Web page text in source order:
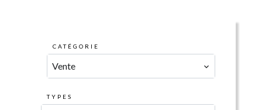
CATÉGORIE
Vente
TYPES